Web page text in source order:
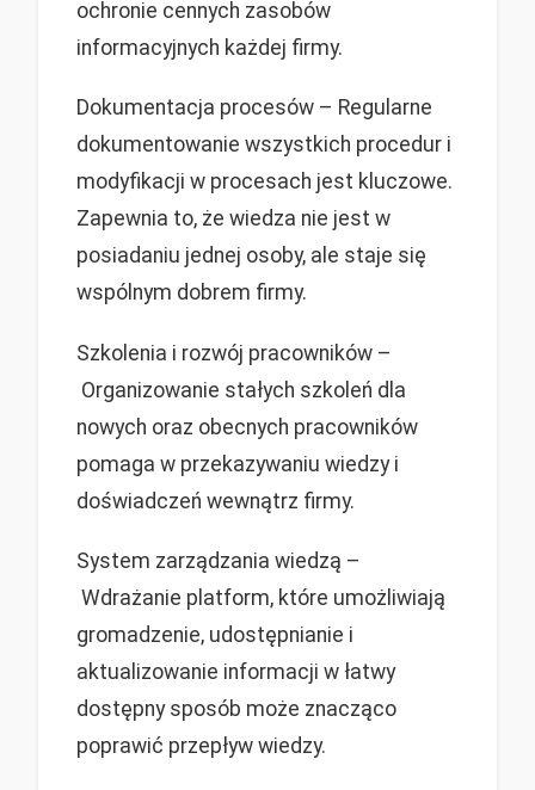
ochronie cennych zasobów
informacyjnych każdej firmy.
Dokumentacja procesów – Regularne
dokumentowanie wszystkich procedur i
modyfikacji w procesach jest kluczowe.
Zapewnia to, że wiedza nie jest w
posiadaniu jednej osoby, ale staje się
wspólnym dobrem firmy.
Szkolenia i rozwój pracowników –
Organizowanie stałych szkoleń dla
nowych oraz obecnych pracowników
pomaga w przekazywaniu wiedzy i
doświadczeń wewnątrz firmy.
System zarządzania wiedzą –
Wdrażanie platform, które umożliwiają
gromadzenie, udostępnianie i
aktualizowanie informacji w łatwy
dostępny sposób może znacząco
poprawić przepływ wiedzy.